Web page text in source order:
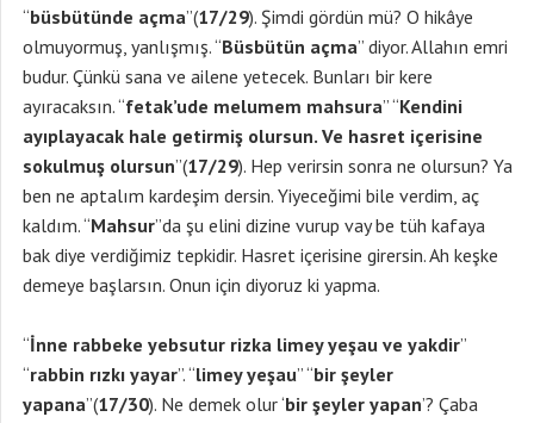
“büsbütünde açma”(17/29). Şimdi gördün mü? O hikâye
olmuyormuş, yanlışmış. “Büsbütün açma” diyor. Allahın emri
budur. Çünkü sana ve ailene yetecek. Bunları bir kere
ayıracaksın. “fetak’ude melumem mahsura” “Kendini
ayıplayacak hale getirmiş olursun. Ve hasret içerisine
sokulmuş olursun”(17/29). Hep verirsin sonra ne olursun? Ya
ben ne aptalım kardeşim dersin. Yiyeceğimi bile verdim, aç
kaldım. “Mahsur”da şu elini dizine vurup vay be tüh kafaya
bak diye verdiğimiz tepkidir. Hasret içerisine girersin. Ah keşke
demeye başlarsın. Onun için diyoruz ki yapma.
“İnne rabbeke yebsutur rizka limey yeşau ve yakdir”
“rabbin rızkı yayar”. “limey yeşau” “bir şeyler
yapana”(17/30). Ne demek olur ‘bir şeyler yapan’? Çaba